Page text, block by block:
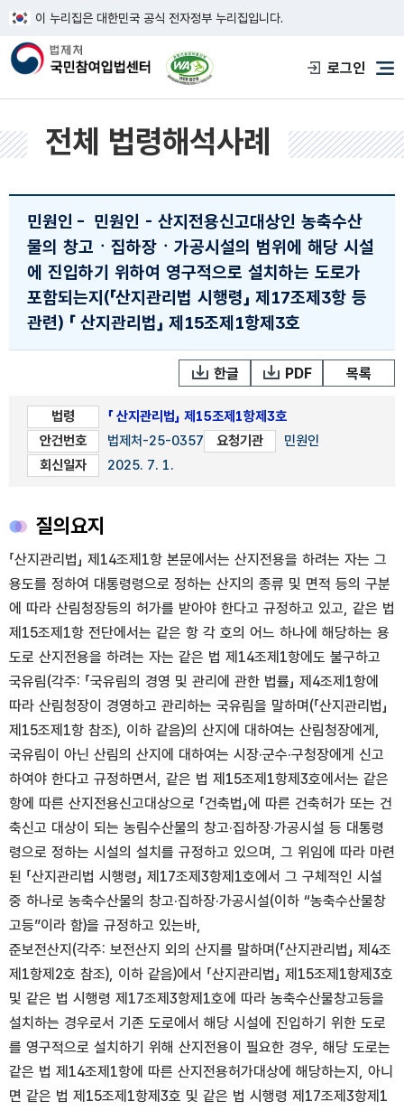
이 누리집은 대한민국 공식 전자정부 누리집입니다.
한국웹접근성인증평가원 웹접근성 사이
로그인
메
전체 법령해석사례
민원인 - 민원인 - 산지전용신고대상인 농축수산
물의 창고ㆍ집하장ㆍ가공시설의 범위에 해당 시설
에 진입하기 위하여 영구적으로 설치하는 도로가
포함되는지(「산지관리법 시행령」 제17조제3항 등
관련) 「 산지관리법」 제15조제1항제3호
한글 PDF 목록
법령
「 산지관리법」 제15조제1항제3호
안건번호
법제처-25-0357 요청기관
민원인
회신일자
2025. 7. 1.
질의요지
「산지관리법」 제14조제1항 본문에서는 산지전용을 하려는 자는 그
용도를 정하여 대통령령으로 정하는 산지의 종류 및 면적 등의 구분
에 따라 산림청장등의 허가를 받아야 한다고 규정하고 있고, 같은 법
제15조제1항 전단에서는 같은 항 각 호의 어느 하나에 해당하는 용
도로 산지전용을 하려는 자는 같은 법 제14조제1항에도 불구하고
국유림(각주: 「국유림의 경영 및 관리에 관한 법률」 제4조제1항에
따라 산림청장이 경영하고 관리하는 국유림을 말하며(「산지관리법」
제15조제1항 참조), 이하 같음)의 산지에 대하여는 산림청장에게,
국유림이 아닌 산림의 산지에 대하여는 시장·군수·구청장에게 신고
하여야 한다고 규정하면서, 같은 법 제15조제1항제3호에서는 같은
항에 따른 산지전용신고대상으로 「건축법」에 따른 건축허가 또는 건
축신고 대상이 되는 농림수산물의 창고·집하장·가공시설 등 대통령
령으로 정하는 시설의 설치를 규정하고 있으며, 그 위임에 따라 마련
된 「산지관리법 시행령」 제17조제3항제1호에서 그 구체적인 시설
중 하나로 농축수산물의 창고·집하장·가공시설(이하 “농축수산물창
고등”이라 함)을 규정하고 있는바,
준보전산지(각주: 보전산지 외의 산지를 말하며(「산지관리법」 제4조
제1항제2호 참조), 이하 같음)에서 「산지관리법」 제15조제1항제3호
및 같은 법 시행령 제17조제3항제1호에 따라 농축수산물창고등을
설치하는 경우로서 기존 도로에서 해당 시설에 진입하기 위한 도로
를 영구적으로 설치하기 위해 산지전용이 필요한 경우, 해당 도로는
같은 법 제14조제1항에 따른 산지전용허가대상에 해당하는지, 아니
면 같은 법 제15조제1항제3호 및 같은 법 시행령 제17조제3항제1